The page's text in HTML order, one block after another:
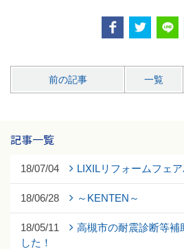
前の記事 一覧
記事一覧
18/07/04 LIXILリフォームフェ
18/06/28 ～KENTEN～
18/05/11
高槻市の耐震診断等補
した！